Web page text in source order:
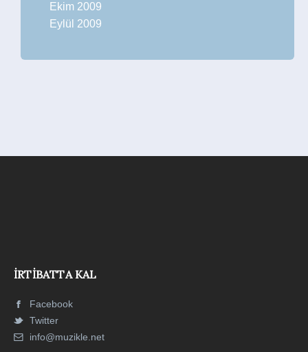
Ekim 2009
Eylül 2009
İRTIBATTA KAL
Facebook
Twitter
info@muzikle.net